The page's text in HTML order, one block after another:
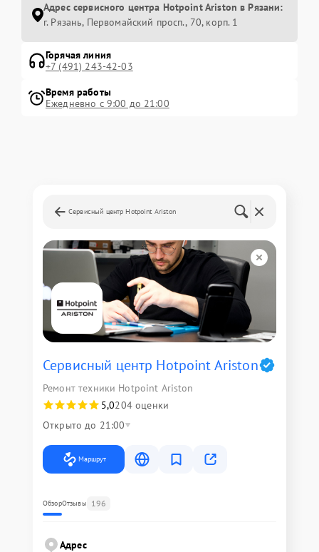
Адрес сервисного центра Hotpoint Ariston в Рязани:
г. Рязань, Первомайский просп., 70, корп. 1
Горячая линия
+7 (491) 243-42-03
Время работы
Ежедневно с 9:00 до 21:00
Сервисный центр Hotpoint Ariston
Сервисный центр Hotpoint Ariston
Ремонт техники Hotpoint Ariston
5,0204 оценки
Открыто до 21:00
Маршрут
ОбзорОтзывы 196
Адрес